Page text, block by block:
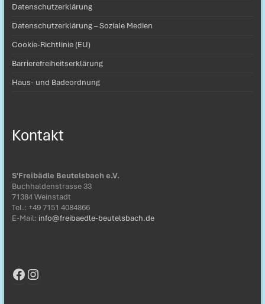
Datenschutzerklärung
Datenschutzerklärung – Soziale Medien
Cookie-Richtlinie (EU)
Barrierefreiheitserklärung
Haus- und Badeordnung
Kontakt
S'Freibädle Beutelsbach e.V.
Buchhaldenstrasse 33
71384 Weinstadt
Tel.: ‭+49 7151 4084866‬
E-Mail: info@freibaedle-beutelsbach.de
Facebook
Instagram